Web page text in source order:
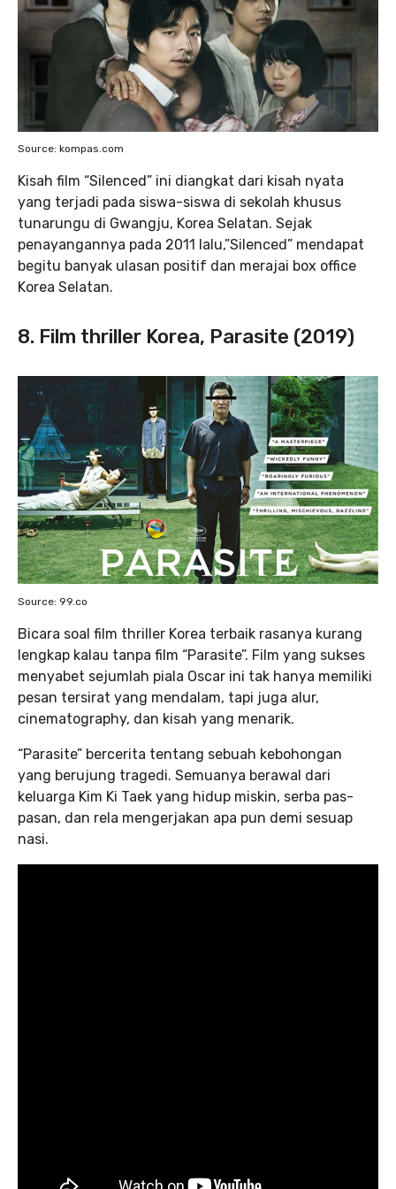
Source: kompas.com
Kisah film “Silenced” ini diangkat dari kisah nyata
yang terjadi pada siswa-siswa di sekolah khusus
tunarungu di Gwangju, Korea Selatan. Sejak
penayangannya pada 2011 lalu,”Silenced” mendapat
begitu banyak ulasan positif dan merajai box office
Korea Selatan.
8. Film thriller Korea, Parasite (2019)
Source: 99.co
Bicara soal film thriller Korea terbaik rasanya kurang
lengkap kalau tanpa film “Parasite”. Film yang sukses
menyabet sejumlah piala Oscar ini tak hanya memiliki
pesan tersirat yang mendalam, tapi juga alur,
cinematography, dan kisah yang menarik.
“Parasite” bercerita tentang sebuah kebohongan
yang berujung tragedi. Semuanya berawal dari
keluarga Kim Ki Taek yang hidup miskin, serba pas-
pasan, dan rela mengerjakan apa pun demi sesuap
nasi.